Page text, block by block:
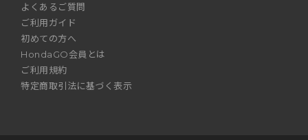
よくあるご質問
ご利用ガイド
初めての方へ
HondaGO会員とは
ご利用規約
特定商取引法に基づく表示